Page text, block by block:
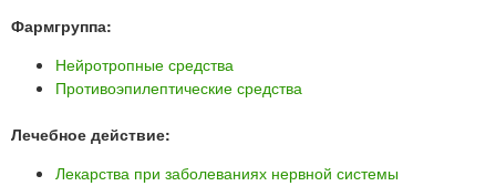
Фармгруппа:
Нейротропные средства
Противоэпилептические средства
Лечебное действие:
Лекарства при заболеваниях нервной системы